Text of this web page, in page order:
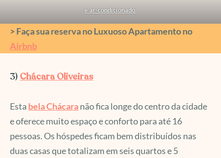
e ar-condicionado.
> Faça sua reserva no Luxuoso Apartamento no
Airbnb
3) Chácara Oliveiras
Esta bela Chácaranão fica longe do centro da cidade
e oferece muito espaço e conforto para até 16
pessoas. Os hóspedes ficam bem distribuídos nas
duas casas que totalizam em seis quartos e 5